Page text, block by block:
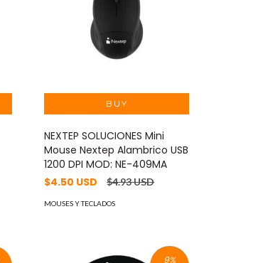
NEXTEP SOLUCIONES Mini
Mouse Nextep Alambrico USB
1200 DPI MOD: NE-409MA
$4.50 USD
$4.93 USD
MOUSES Y TECLADOS
9%